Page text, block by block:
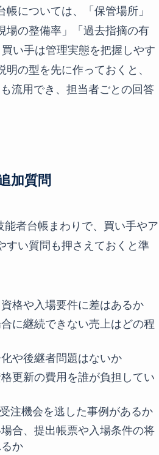
については、「保管場所」
場の整備率」「過去指摘の有
い手は管理実態を把握しやす
明の型を先に作っておくと、
流用でき、担当者ごとの回答
加質問
能者台帳まわりで、買い手やア
すい質問も押さえておくと準
格や入場要件に差はあるか
に継続できない売上はどの程
や後継者問題はないか
更新の費用を誰が負担してい
注機会を逃した事例があるか
合、提出帳票や入場条件の将
か